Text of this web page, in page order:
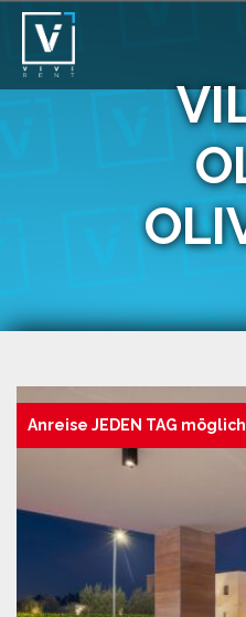
Anreise JEDEN TAG